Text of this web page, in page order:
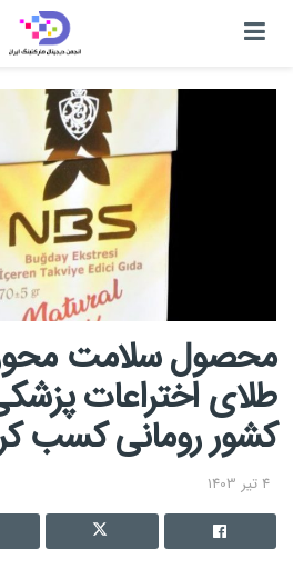
طلای اختراعات
کشور رومانی کسب
4 تیر 1403